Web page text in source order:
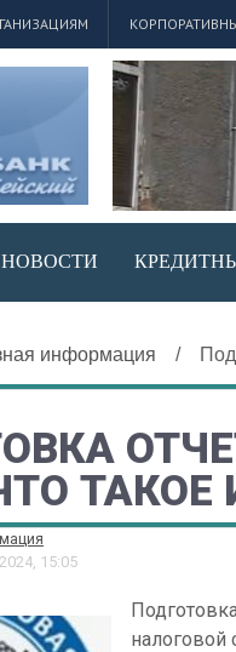
НОВОСТИ
информация /
ТАКОЕ
15:05